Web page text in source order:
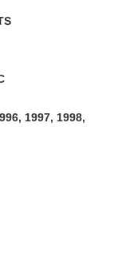
1997, 1998,